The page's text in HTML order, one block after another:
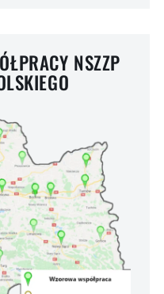
NSZZP